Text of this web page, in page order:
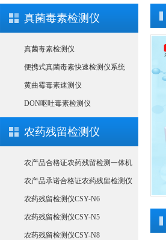
真菌毒素检测仪
真菌毒素检测仪
便携式真菌毒素快速检测仪系统
黄曲霉毒素速测仪
DON呕吐毒素检测仪
农药残留检测仪
农产品合格证农药残留检测一体机
农产品承诺合格证农药残留检测仪
农药残留检测仪CSY-N6
农药残留检测仪CSY-N5
农药残留检测仪CSY-N8